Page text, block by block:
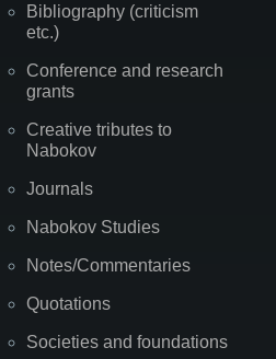
Bibliography (criticism
etc.)
Conference and research
grants
Creative tributes to
Nabokov
Journals
Nabokov Studies
Notes/Commentaries
Quotations
Societies and foundations